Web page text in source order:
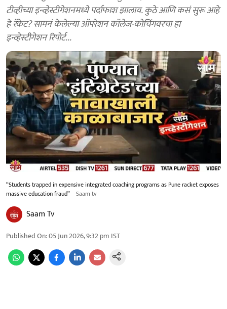
टीव्हीच्या इन्व्हेस्टीगेशनमध्ये पर्दाफाश झालाय. कुठे आणि कसं सुरू आहे
हे रॅकेट? सामनं केलेल्या ऑपरेशन कॉलेज-कोचिंगवरचा हा
इन्व्हेस्टीगेशन रिपोर्ट...
“Students trapped in expensive integrated coaching programs as Pune racket exposes
massive education fraud” Saam tv
Saam Tv
Published On:05 Jun 2026, 9:32 pm IST